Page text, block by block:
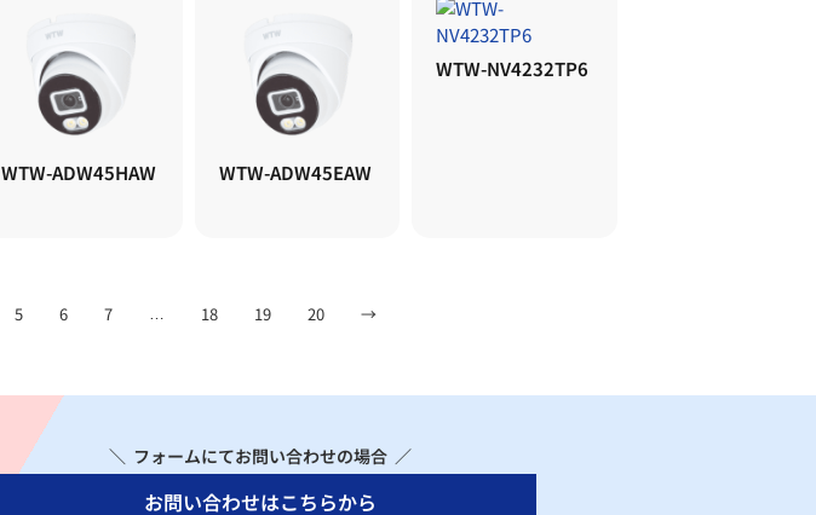
WTW-ADW45HAW WTW-ADW45EAW
WTW-NV4232TP6
5 6 7 … 18 19 20 →
＼ フォームにてお問い合わせの場合 ／
お問い合わせはこちらから